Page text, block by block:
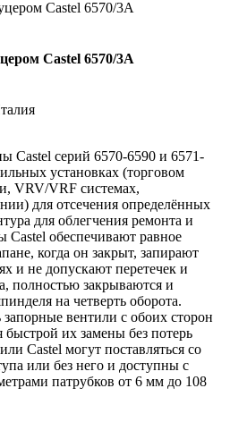
Castel 6570/3A
Castel серий 6570-6590 и 6571-
установках (торговом
VRV/VRF системах,
для отсечения определённых
для облегчения ремонта и
Castel обеспечивают равное
когда он закрыт, запирают
и не допускают перетечек и
полностью закрываются и
на четверть оборота.
запорные вентили с обоих сторон
их замены без потерь
Castel могут поставляться со
или без него и доступны с
патрубков от 6 мм до 108